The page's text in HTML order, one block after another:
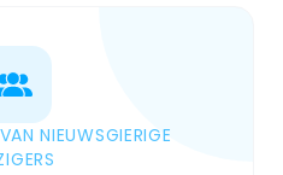
NIEUWSGIERIGE